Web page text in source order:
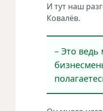
И тут наш
Ковалёв.
– Это